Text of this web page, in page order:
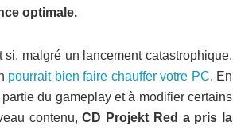
optimale.
si, malgré un lancement catastrophique,
pourrait bien faire chauffer votre PC. En
du gameplay et à modifier certains
contenu,CD Projekt Red a pris la